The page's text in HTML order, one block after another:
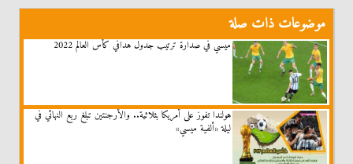
موضوعات ذات صلة
ميسي في صدارة ترتيب جدول هدافي كأس العالم 2022
هولندا تفوز على أمريكا بثلاثية.. والأرجنتين تبلغ ربع النهائي في
ليلة «ألفية ميسي»